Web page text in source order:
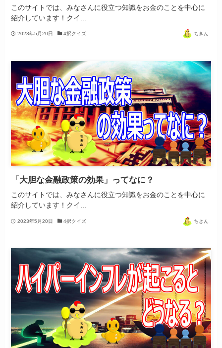
このサイトでは、みなさんに役立つ知識をお金のことを中心に
紹介しています！クイ...
2023年5月20日 4択クイズ ちきん
「大胆な金融政策の効果」ってなに？
このサイトでは、みなさんに役立つ知識をお金のことを中心に
紹介しています！クイ...
2023年5月20日 4択クイズ ちきん